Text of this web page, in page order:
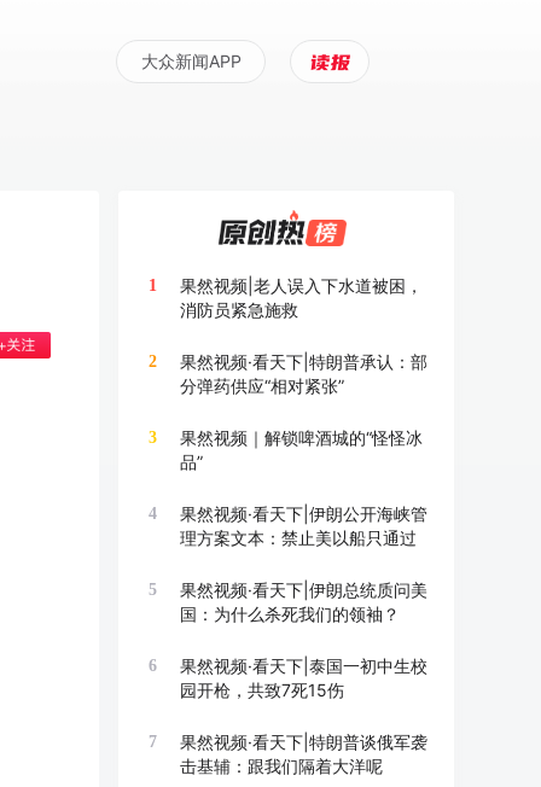
大众新闻APP
1
果然视频|老人误入下水道被困，
消防员紧急施救
2
果然视频·看天下|特朗普承认：部
分弹药供应“相对紧张”
3
果然视频｜解锁啤酒城的“怪怪冰
品”
4
果然视频·看天下|伊朗公开海峡管
理方案文本：禁止美以船只通过
5
果然视频·看天下|伊朗总统质问美
国：为什么杀死我们的领袖？
6
果然视频·看天下|泰国一初中生校
园开枪，共致7死15伤
7
果然视频·看天下|特朗普谈俄军袭
击基辅：跟我们隔着大洋呢